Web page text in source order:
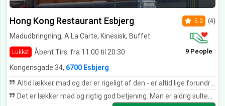
Hong Kong Restaurant Esbjerg
Madudbringning, A La Carte, Kinesisk, Buffet
Lukket Åbent Tirs. fra 11:00 til 20:30
5.0 (4)
9 People
Kongensgade 34, 6700 Esbjerg
Altid lækker mad og der er rigeligt af den - er altid lige forundret over hvor meget der kan være i box to go - man behøver ikke mere at spise den dag, når man spiser sådan en box til frokost - tusind tak for lækker mad med skøn smag. Tillige hurtig og smilende betjening - elsker at komme der.
Det er lækker mad og rigtig god betjening. Man er aldrig sulten når man får der fra og jeg kan absolut anbefale restauranten. Prøv deres frokost tilbud som du enten kan nyde der eller tage det hjem i en box.